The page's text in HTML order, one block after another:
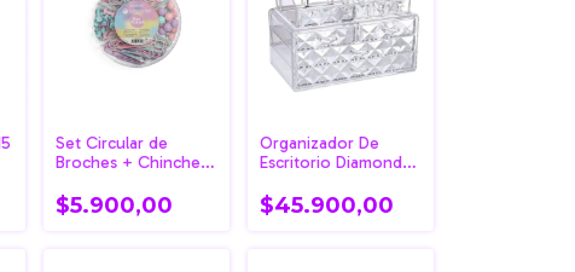
Set Circular de
Broches + Chinches
$5.900,00
Organizador De
Escritorio Diamond
$45.900,00